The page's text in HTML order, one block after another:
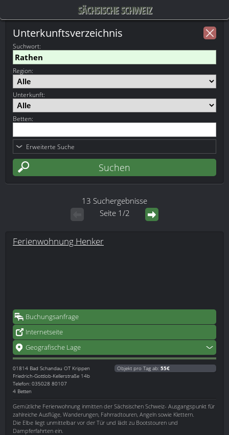
SÄCHSISCHE SCHWEIZ
Unterkunftsverzeichnis
Suchwort:
Region:
Unterkunft:
Betten:
Erweiterte Suche
13 Suchergebnisse
Seite 1/2
Ferienwohnung Henker
Buchungsanfrage
Internetseite
Geografische Lage
01814 Bad Schandau OT Krippen
Friedrich-Gottlob-Kellerstraße 14b
Telefon: 035028 80107
4 Betten
Objekt pro Tag ab: 55€
Gemütliche Ferienwohnung inmitten der Sächsischen Schweiz- Ausgangspunkt für
zahlreiche Ausflüge, Wanderungen, Fahrradtouren, Angeln sowie Klettern.
Die Elbe liegt unmittelbar vor der Tür und lädt zu Bootstouren und
Dampferfahrten ein.